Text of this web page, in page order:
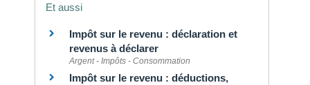
Et aussi
Impôt sur le revenu : déclaration et
revenus à déclarer
Argent - Impôts - Consommation
Impôt sur le revenu : déductions,